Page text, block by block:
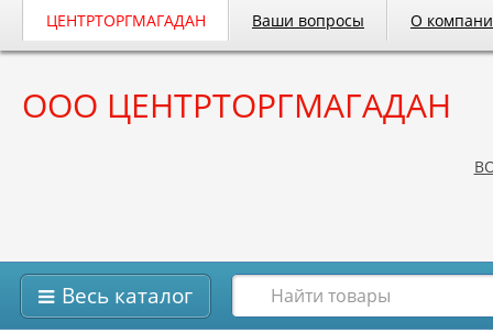
ЦЕНТРТОРГМАГАДАН Ваши вопросы О
ООО ЦЕНТРТОРГМАГАДАН
Весь каталог